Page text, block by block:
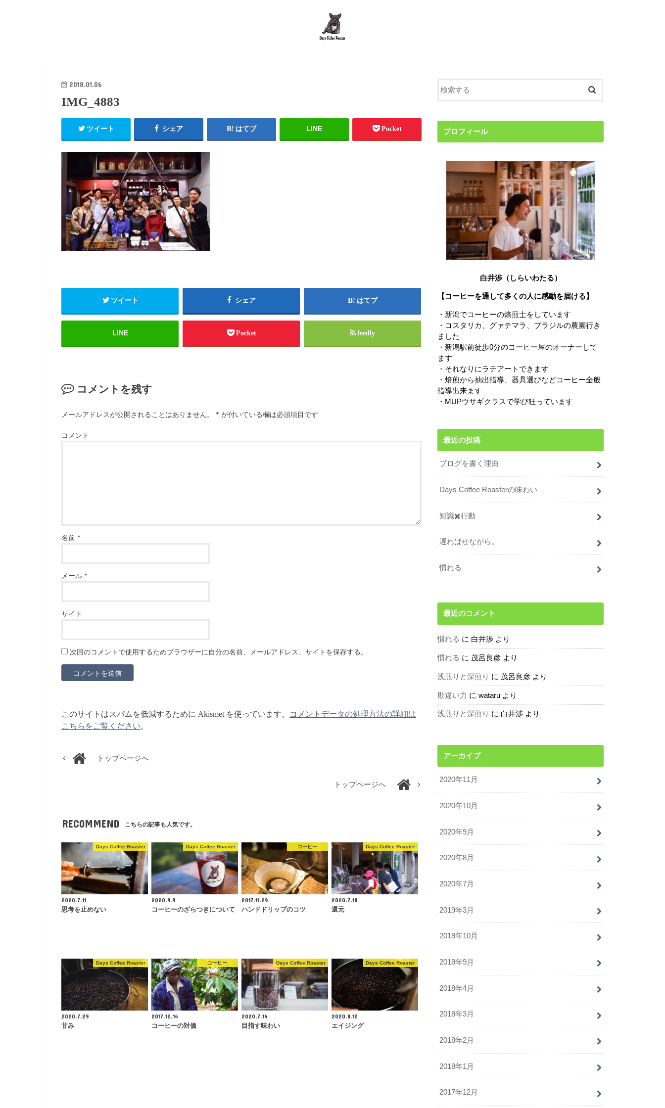
2018.01.06
IMG_4883
ツイート シェア はてブ LINE Pocket
ツイート シェア はてブ
LINE Pocket feedly
コメントを残す
メールアドレスが公開されることはありません。 * が付いている欄は必須項目です
コメント
名前 *
メール *
サイト
次回のコメントで使用するためブラウザーに自分の名前、メールアドレス、サイトを保存する。
このサイトはスパムを低減するために Akismet を使っています。
コメントデータの処理方法の詳細は
こちらをご覧ください。
トップページへ
トップページへ
RECOMMEND こちらの記事も人気です。
Days Coffee Roaster
2020.7.11
思考を止めない
Days Coffee Roaster
2020.9.9
コーヒーのざらつきについて
コーヒー
2017.11.29
ハンドドリップのコツ
Days Coffee Roaster
2020.7.18
還元
Days Coffee Roaster
2020.7.29
甘み
コーヒー
2017.12.14
コーヒーの対価
Days Coffee Roaster
2020.7.14
目指す味わい
Days Coffee Roaster
2020.8.12
エイジング
プロフィール
白井渉（しらいわたる）
【コーヒーを通して多くの人に感動を届ける】
・新潟でコーヒーの焙煎士をしています
・コスタリカ、グァテマラ、ブラジルの農園行き
ました
・新潟駅前徒歩0分のコーヒー屋のオーナーして
ます
・それなりにラテアートできます
・焙煎から抽出指導、器具選びなどコーヒー全般
指導出来ます
・MUPウサギクラスで学び狂っています
最近の投稿
ブログを書く理由
Days Coffee Roasterの味わい
知識✖️行動
遅ればせながら。
慣れる
最近のコメント
慣れる に 白井渉 より
慣れる に 茂呂良彦 より
浅煎りと深煎り に 茂呂良彦 より
勘違い力 に wataru より
浅煎りと深煎り に 白井渉 より
アーカイブ
2020年11月
2020年10月
2020年9月
2020年8月
2020年7月
2019年3月
2018年10月
2018年9月
2018年4月
2018年3月
2018年2月
2018年1月
2017年12月